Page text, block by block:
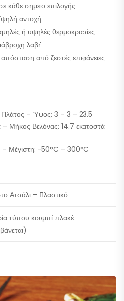
κάθε σημείο επιλογής
αντοχή
ή υψηλές θερμοκρασίες
λαβή
από ζεστές επιφάνειες
– Ύψος: 3 – 3 – 23.5
– Μήκος Βελόνας: 14.7 εκατοστά
– Μέγιστη: -50°C – 300°C
Ατσάλι – Πλαστικό
τύπου κουμπί πλακέ